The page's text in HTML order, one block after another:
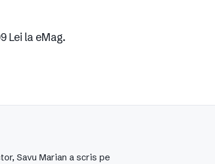
Lei la eMag.
Savu Marian a scris pe